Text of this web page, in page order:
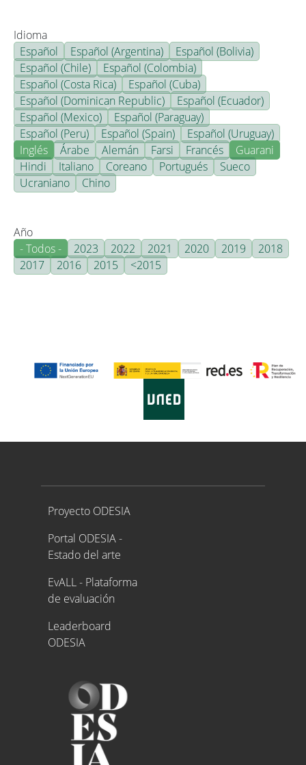
Idioma
Español
Español (Argentina)
Español (Bolivia)
Español (Chile)
Español (Colombia)
Español (Costa Rica)
Español (Cuba)
Español (Dominican Republic)
Español (Ecuador)
Español (Mexico)
Español (Paraguay)
Español (Peru)
Español (Spain)
Español (Uruguay)
Inglés
Árabe Alemán Farsi Francés
Guarani
Hindi
Italiano Coreano Portugués
Sueco
Ucraniano
Chino
Año
- Todos -
2023 2022 2021 2020 2019
2018
2017
2016 2015 <2015
Proyecto ODESIA
Proyecto ODESIA
Portal ODESIA -
Estado del arte
EvALL - Plataforma
de evaluación
Leaderboard
ODESIA